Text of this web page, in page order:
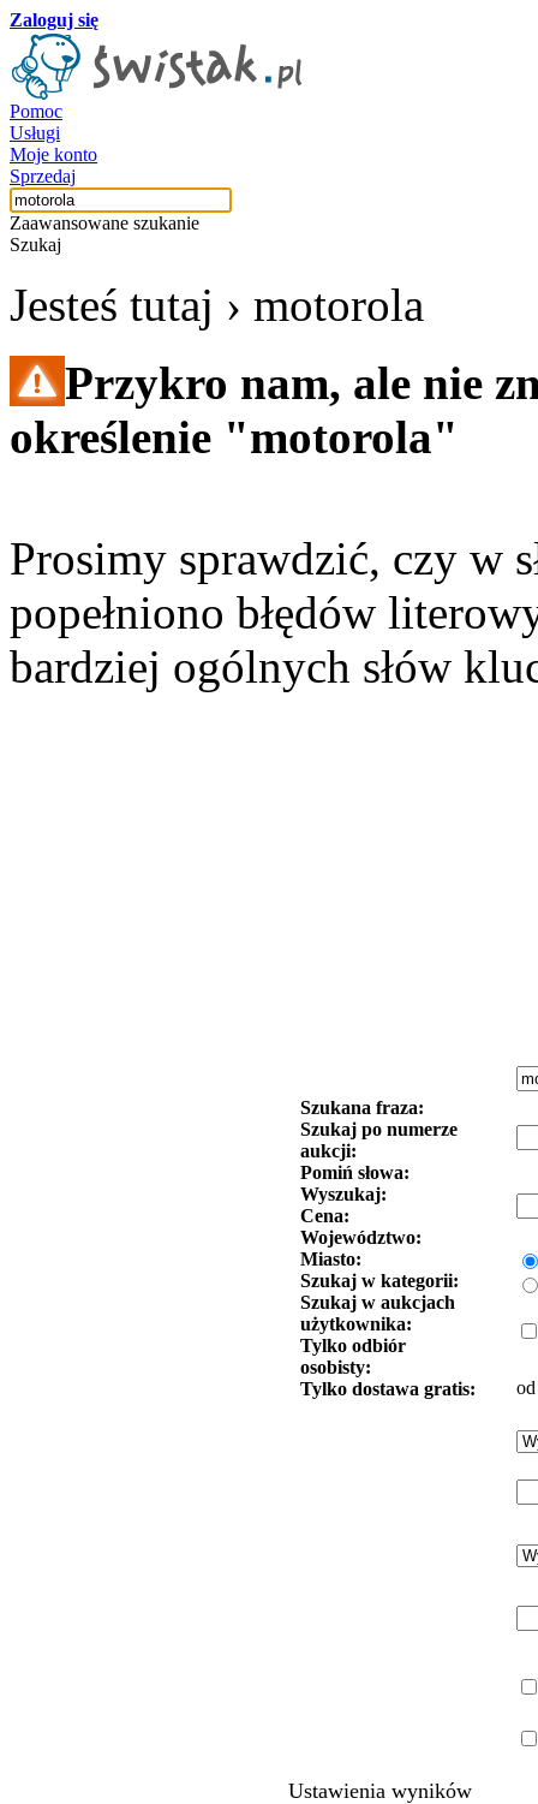
Zaloguj się
Pomoc
Usługi
Moje konto
Sprzedaj
Zaawansowane szukanie
Szukaj
Jesteś tutaj › motorola
Przykro nam, ale nie
określenie "motorola"
Prosimy sprawdzić, czy w
popełniono błędów
bardziej ogólnych słów
Szukana fraza:
Szukaj po numerze
aukcji:
Pomiń słowa:
Wyszukaj:
Cena:
Województwo:
Miasto:
Szukaj w kategorii:
Szukaj w aukcjach
użytkownika:
Tylko odbiór
osobisty:
Tylko dostawa gratis:
od
Ustawienia wyników